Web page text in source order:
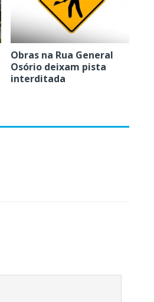
Obras na Rua General
Osório deixam pista
interditada